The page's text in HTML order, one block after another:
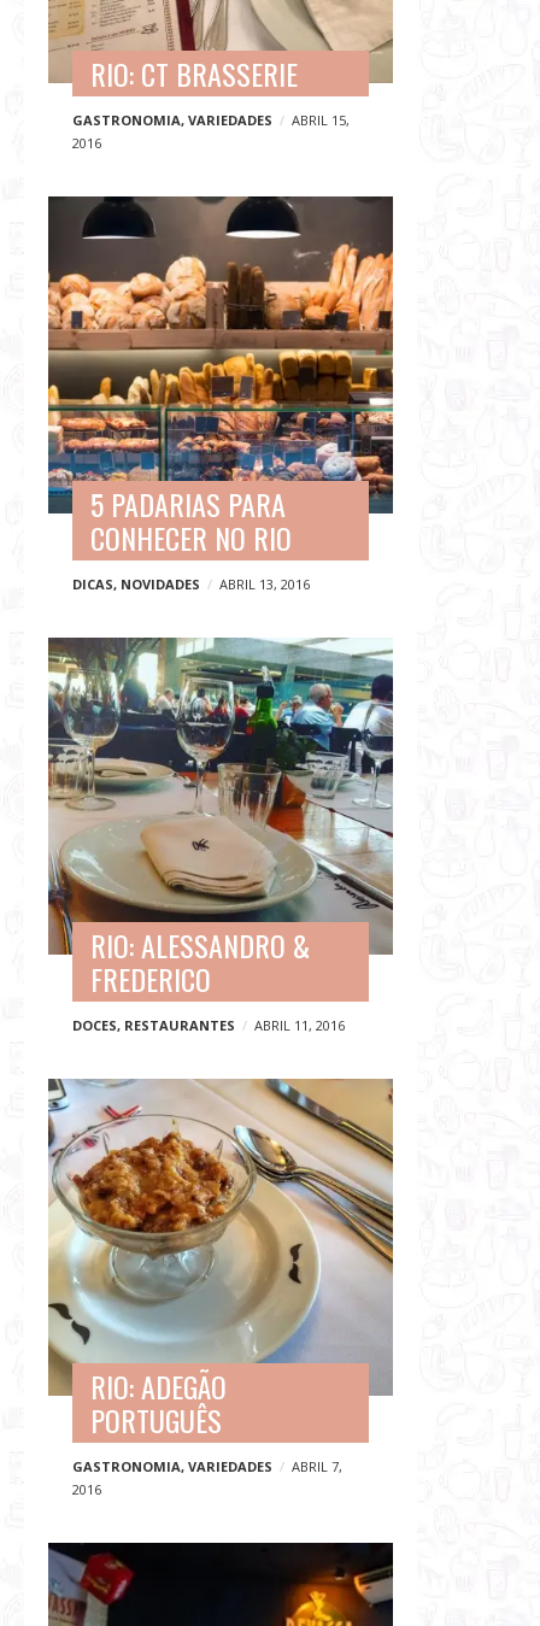
RIO: CT BRASSERIE
GASTRONOMIA, VARIEDADES
ABRIL 15,
2016
5 PADARIAS PARA
CONHECER NO RIO
DICAS, NOVIDADES ABRIL 13, 2016
RIO: ALESSANDRO &
FREDERICO
DOCES, RESTAURANTES ABRIL 11, 2016
RIO: ADEGÃO
PORTUGUÊS
GASTRONOMIA, VARIEDADES
ABRIL 7,
2016